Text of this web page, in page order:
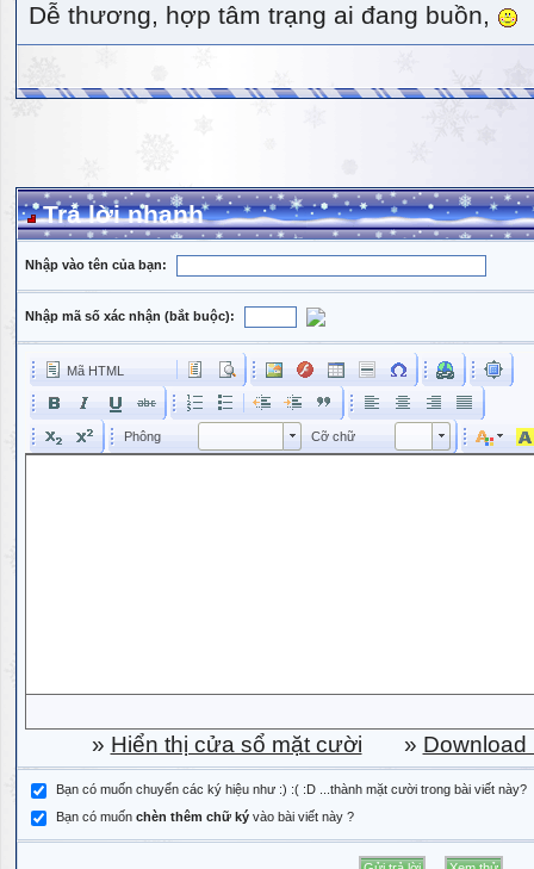
Dễ thương, hợp tâm trạng ai đang buồn,
Trả lời nhanh
Nhập vào tên của bạn:
Nhập mã số xác nhận (bắt buộc):
Mã HTML
Phông Phông Cỡ chữ Kích cỡ phông
» Hiển thị cửa sổ mặt cười » Download
Bạn có muốn chuyển các ký hiệu như :) :( :D ...thành mặt cười trong bài viết này?
Bạn có muốn chèn thêm chữ ký vào bài viết này ?